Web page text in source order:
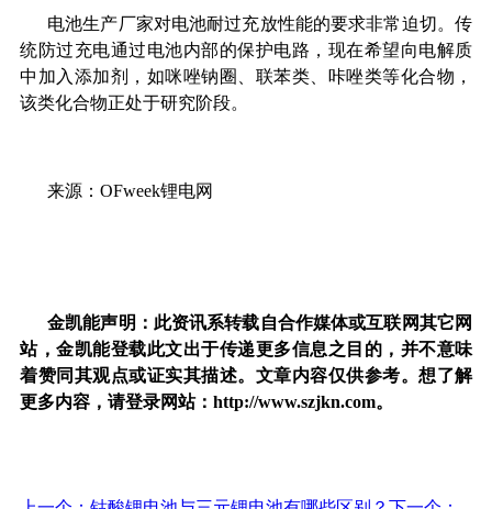
电池生产厂家对电池耐过充放性能的要求非常迫切。传
统防过充电通过电池内部的保护电路，现在希望向电解质
中加入添加剂，如咪唑钠圈、联苯类、咔唑类等化合物，
该类化合物正处于研究阶段。
来源：OFweek锂电网
金凯能声明：此资讯系转载自合作媒体或互联网其它网
站，金凯能登载此文出于传递更多信息之目的，并不意味
着赞同其观点或证实其描述。文章内容仅供参考。想了解
更多内容，请登录网站：http://www.szjkn.com。